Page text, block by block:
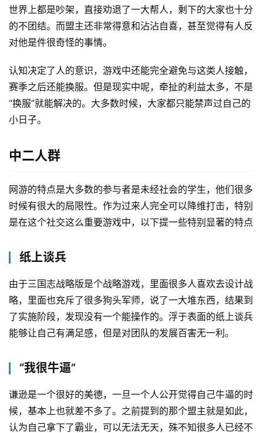
世界上都是吵架，直接劝退了一大帮人，剩下的大家也十分
的不团结。而盟主还非常得意和沾沾自喜，甚至觉得有人反
对他是件很奇怪的事情。
认知决定了人的意识，游戏中还能完全避免与这类人接触，
赛季之后还能换服。但是现实中呢，牵扯的利益太多，不是
“换服”就能解决的。大多数时候，大家都只能禁声过自己的
小日子。
中二人群
网游的特点是大多数的参与者是未经社会的学生，他们很多
时候有很大的局限性。作为过来人完全可以降维打击，特别
是在这个社交这么重要游戏中，以下提一些特别显著的特点
纸上谈兵
由于三国志战略版是个战略游戏，里面很多人喜欢去设计战
略，里面也充斥了很多狗头军师，说了一大堆东西，结果到
了实施阶段，发现没有一个能操作的。浮于表面的纸上谈兵
能够让自己有满足感，但是对团队的发展百害无一利。
“我很牛逼”
谦逊是一个很好的美德，一旦一个人公开觉得自己牛逼的时
候，基本上也就差不多了。之前提到的那个盟主就是如此，
认为自己拿下了霸业，可以无法无天，殊不知很多人已经不